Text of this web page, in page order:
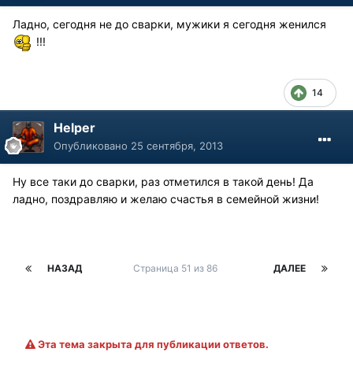
Ладно, сегодня не до сварки, мужики я сегодня женился
!!!
14
Helper
Опубликовано 25 сентября, 2013
Ну все таки до сварки, раз отметился в такой день! Да
ладно, поздравляю и желаю счастья в семейной жизни!
НАЗАД ДАЛЕЕ
Страница 51 из 86
Эта тема закрыта для публикации ответов.